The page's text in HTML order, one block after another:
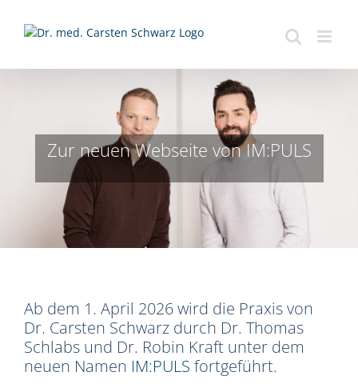
Inhalt
Zur neuen Webseite von IM:PULS
Ab dem 1. April 2026 wird die Praxis von
Dr. Carsten Schwarz durch Dr. Thomas
Schlabs und Dr. Robin Kraft unter dem
neuen Namen IM:PULS fortgeführt.